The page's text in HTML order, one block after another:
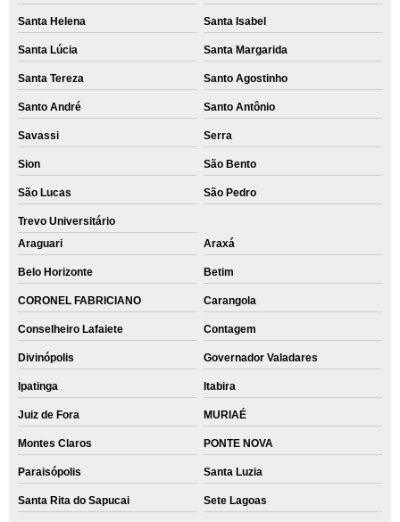
Santa Helena Santa Isabel
Santa Lúcia Santa Margarida
Santa Tereza Santo Agostinho
Santo André Santo Antônio
Savassi Serra
Sion São Bento
São Lucas São Pedro
Trevo Universitário
Araguari
Araxá
Belo Horizonte Betim
CORONEL FABRICIANO Carangola
Conselheiro Lafaiete Contagem
Divinópolis Governador Valadares
Ipatinga Itabira
Juiz de Fora MURIAÉ
Montes Claros PONTE NOVA
Paraisópolis Santa Luzia
Santa Rita do Sapucai Sete Lagoas